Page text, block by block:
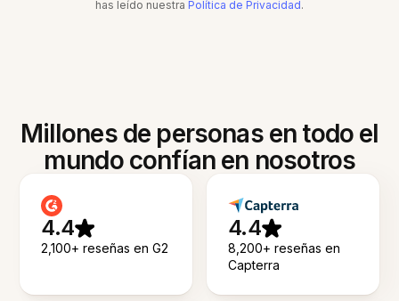
has leído nuestra Política de Privacidad.
Millones de personas en todo el
mundo confían en nosotros
4.4
2,100+ reseñas en G2
4.4
8,200+ reseñas en
Capterra